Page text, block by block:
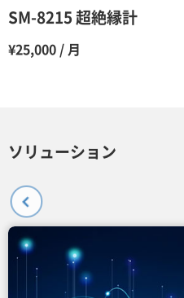
SM-8215 超絶縁計
¥25,000 / 月
ソリューション